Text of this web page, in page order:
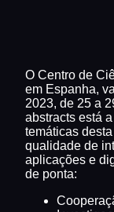
O Centro de
em Espanha,
2023, de 25 a
abstracts está
temáticas
qualidade de
aplicações e
de ponta: